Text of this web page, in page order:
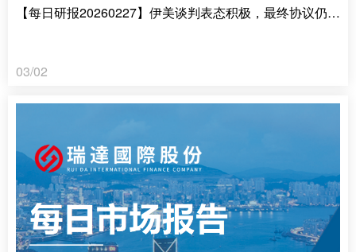
【每日研报20260227】伊美谈判表态积极，最终协议仍需观望
03/02